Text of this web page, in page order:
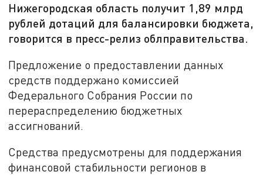
Нижегородская область получит 1,89 млрд
рублей дотаций для балансировки бюджета,
говорится в пресс-релиз облправительства.
Предложение о предоставлении данных
средств поддержано комиссией
Федерального Собрания России по
перераспределению бюджетных
ассигнований.
Средства предусмотрены для поддержания
финансовой стабильности регионов в